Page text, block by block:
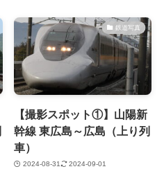
鉄道写真
【撮影スポット①】山陽新
幹線 東広島～広島（上り列
車）
2024-08-31 2024-09-01